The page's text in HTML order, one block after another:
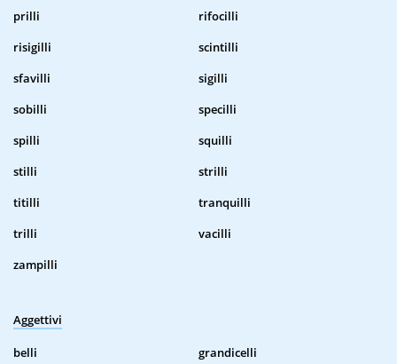
prilli
rifocilli
risigilli
scintilli
sfavilli
sigilli
sobilli
specilli
spilli
squilli
stilli
strilli
titilli
tranquilli
trilli
vacilli
zampilli
Aggettivi
belli
grandicelli